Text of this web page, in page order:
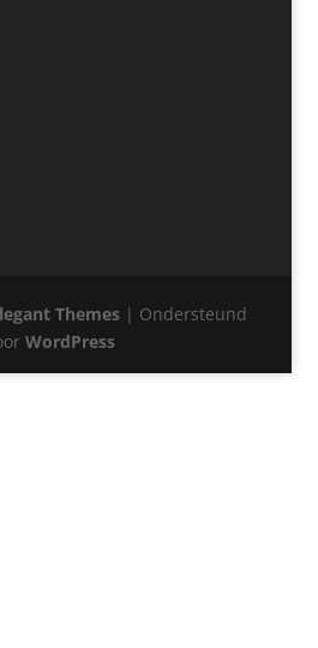
Themes| Ondersteund
WordPress